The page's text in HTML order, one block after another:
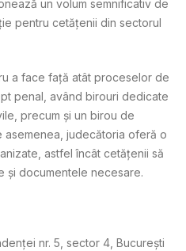
un volum semnificativ de
pentru cetățenii din sectorul
a face față atât proceselor de
penal, având birouri dedicate
precum și un birou de
asemenea, judecătoria oferă o
astfel încât cetățenii să
și documentele necesare.
nr. 5, sector 4, București